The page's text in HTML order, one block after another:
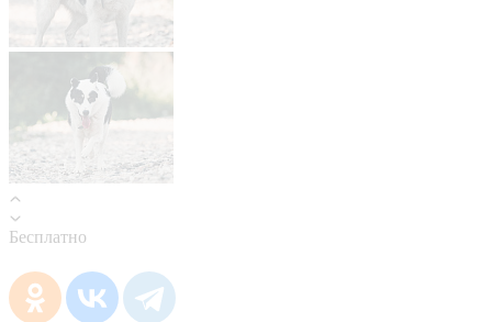
Бесплатно